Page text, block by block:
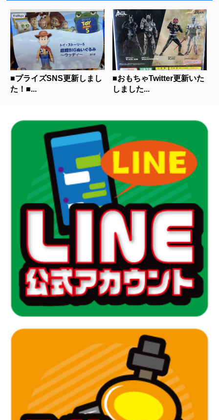
■プライズSNS更新しまし
た！■...
■おもちゃTwitter更新いた
しました...